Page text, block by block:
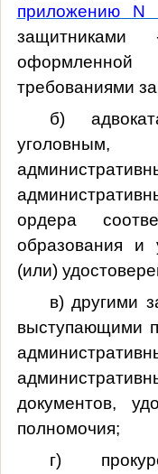
приложению N
защитниками
требованиями
б)
ордера
образования и
(или)
в) другими
выступающими
документов,
полномочия;
г)